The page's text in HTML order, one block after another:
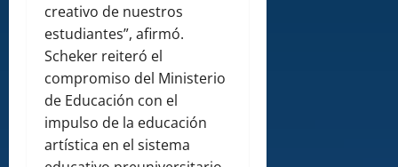
creativo de nuestros
estudiantes”, afirmó.
Scheker reiteró el
compromiso del Ministerio
de Educación con el
impulso de la educación
artística en el sistema